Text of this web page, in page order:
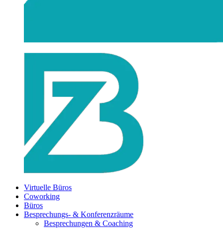
Virtuelle Büros
Coworking
Büros
Besprechungs- & Konferenzräume
Besprechungen & Coaching